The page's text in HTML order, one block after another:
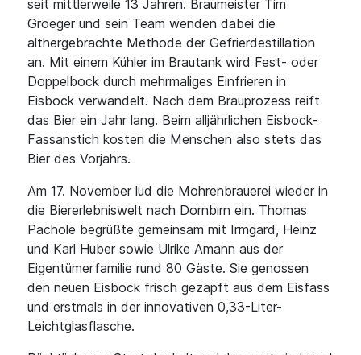
seit mittlerweile 13 Jahren. Braumeister Tim
Groeger und sein Team wenden dabei die
althergebrachte Methode der Gefrierdestillation
an. Mit einem Kühler im Brautank wird Fest- oder
Doppelbock durch mehrmaliges Einfrieren in
Eisbock verwandelt. Nach dem Brauprozess reift
das Bier ein Jahr lang. Beim alljährlichen Eisbock-
Fassanstich kosten die Menschen also stets das
Bier des Vorjahrs.
Am 17. November lud die Mohrenbrauerei wieder in
die Biererlebniswelt nach Dornbirn ein. Thomas
Pachole begrüßte gemeinsam mit Irmgard, Heinz
und Karl Huber sowie Ulrike Amann aus der
Eigentümerfamilie rund 80 Gäste. Sie genossen
den neuen Eisbock frisch gezapft aus dem Eisfass
und erstmals in der innovativen 0,33-Liter-
Leichtglasflasche.